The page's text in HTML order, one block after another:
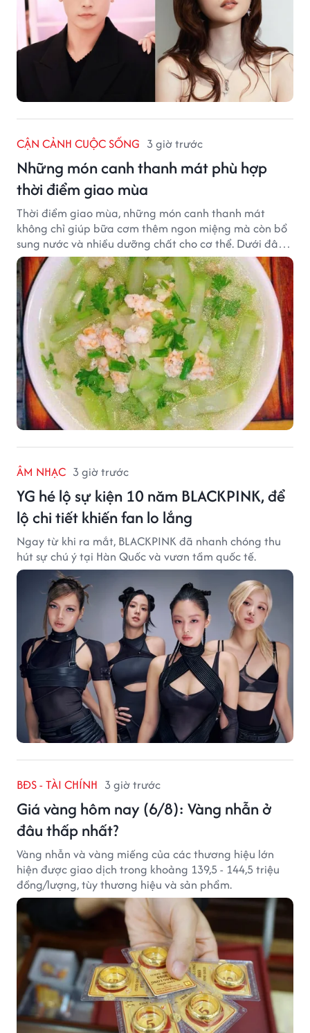
CẬN CẢNH CUỘC SỐNG 3 giờ trước
Những món canh thanh mát phù hợp
thời điểm giao mùa
Thời điểm giao mùa, những món canh thanh mát
không chỉ giúp bữa cơm thêm ngon miệng mà còn bổ
sung nước và nhiều dưỡng chất cho cơ thể. Dưới đây
là một số món canh đơn giản, dễ nấu, phù hợp cho cả
gia đình.
ÂM NHẠC 3 giờ trước
YG hé lộ sự kiện 10 năm BLACKPINK, để
lộ chi tiết khiến fan lo lắng
Ngay từ khi ra mắt, BLACKPINK đã nhanh chóng thu
hút sự chú ý tại Hàn Quốc và vươn tầm quốc tế.
BĐS - TÀI CHÍNH 3 giờ trước
Giá vàng hôm nay (6/8): Vàng nhẫn ở
đâu thấp nhất?
Vàng nhẫn và vàng miếng của các thương hiệu lớn
hiện được giao dịch trong khoảng 139,5 - 144,5 triệu
đồng/lượng, tùy thương hiệu và sản phẩm.